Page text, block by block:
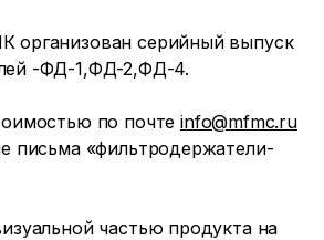
серийный выпуск
-ФД-1,ФД-2,ФД-4.
по почтеinfo@mfmc.ru
письма «фильтродержатели-
частью продукта на